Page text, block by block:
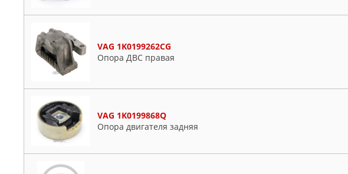
VAG 1K0199262CG
Опора ДВС правая
VAG 1K0199868Q
Опора двигателя задняя